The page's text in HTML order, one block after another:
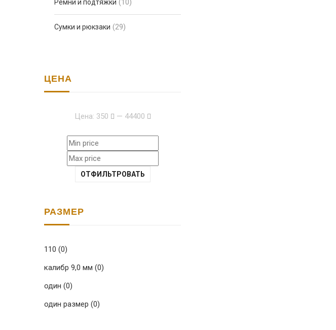
Ремни и подтяжки (10)
Сумки и рюкзаки (29)
ЦЕНА
ОТФИЛЬТРОВАТЬ
Цена: 350 — 44400
РАЗМЕР
110 (0)
калибр 9,0 мм (0)
один (0)
один размер (0)